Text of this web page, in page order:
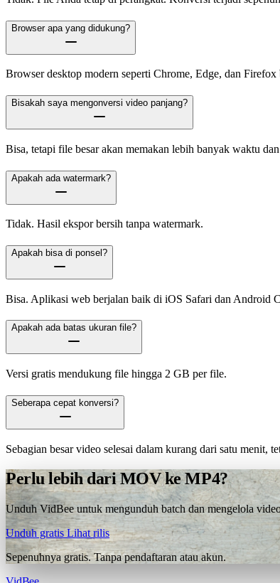
Browser apa yang didukung?
Browser desktop modern seperti Chrome, Edge, dan
Bisakah saya mengonversi video panjang?
Bisa, tetapi file besar akan memakan lebih banyak waktu
Apakah ada watermark?
Tidak. Hasil ekspor bersih tanpa watermark.
Apakah bisa di ponsel?
Bisa. Aplikasi web berjalan baik di iOS Safari dan Android
Apakah ada batas ukuran file?
Versi gratis mendukung file hingga 2 GB per file.
Seberapa cepat konversi?
Sebagian besar video selesai dalam kurang dari satu menit,
Perlu lebih dari MOV ke MP4?
Unduh VidBee untuk mengunduh batch dan mengelola
Unduh gratis Lihat rilis
Sepenuhnya gratis. Tanpa pendaftaran atau akun.